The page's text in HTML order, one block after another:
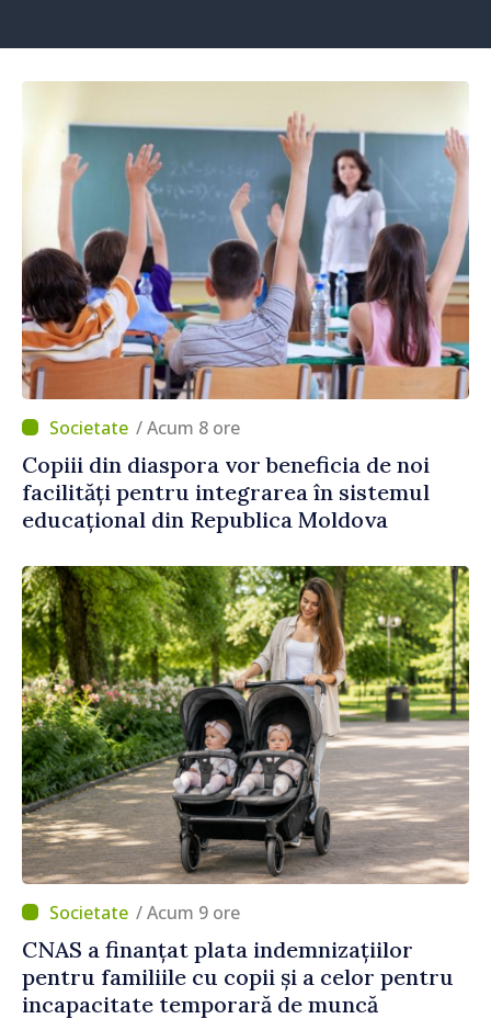
/ Acum 8 ore
Copiii din diaspora vor beneficia de noi
facilități pentru integrarea în sistemul
educațional din Republica Moldova
/ Acum 9 ore
CNAS a finanțat plata indemnizațiilor
pentru familiile cu copii și a celor pentru
incapacitate temporară de muncă